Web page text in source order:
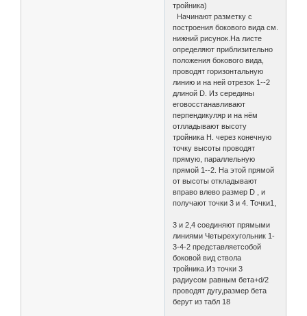
тройника)
Начинают разметку с
построения бокового вида см.
нижний рисунок.На листе
определяют приблизительно
положения бокового вида,
проводят горизонтальную
линию и на ней отрезок 1--2
длиной D. Из середины
еговосстанавливают
перпендикуляр и на нём
отлладывают высоту
тройника H. через конечную
точку высоты проводят
прямую, параллельную
прямой 1--2. На этой прямой
от высоты откладывают
вправо влево размер D , и
получают точки 3 и 4. Точки1,
3 и 2,4 соединяют прямыми
линиями Четырехугольник 1-
3-4-2 представляетсобой
боковой вид ствола
тройника.Из точки 3
радиусом равным бета+d/2
проводят дугу,размер бета
берут из табл 18